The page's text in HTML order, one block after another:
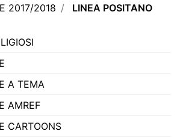
2017/2018
LINEA POSITANO
A TEMA
AMREF
CARTOONS